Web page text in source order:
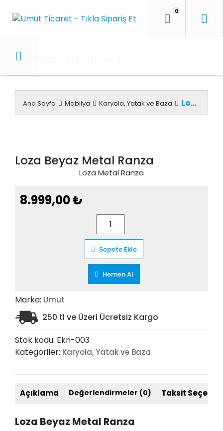
Geç
0
Ana Sayfa Mobilya Karyola, Yatak ve Baza Loza Beyaz Metal Ranza
Loza Beyaz Metal Ranza
Loza Metal Ranza
8.999,00₺
Loza
Beyaz
Metal
Ranza
adet
Sepete Ekle
Hemen Al
Marka: Umut
250 tl ve Üzeri Ücretsiz Kargo
Stok kodu: Ekn-003
Kategoriler: Karyola, Yatak ve Baza
Açıklama Değerlendirmeler (0) Taksit
Loza Beyaz Metal Ranza